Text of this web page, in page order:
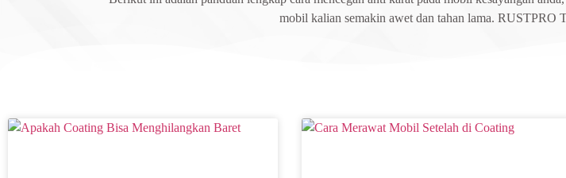
mobil kalian semakin awet dan tahan lama. RUSTPRO